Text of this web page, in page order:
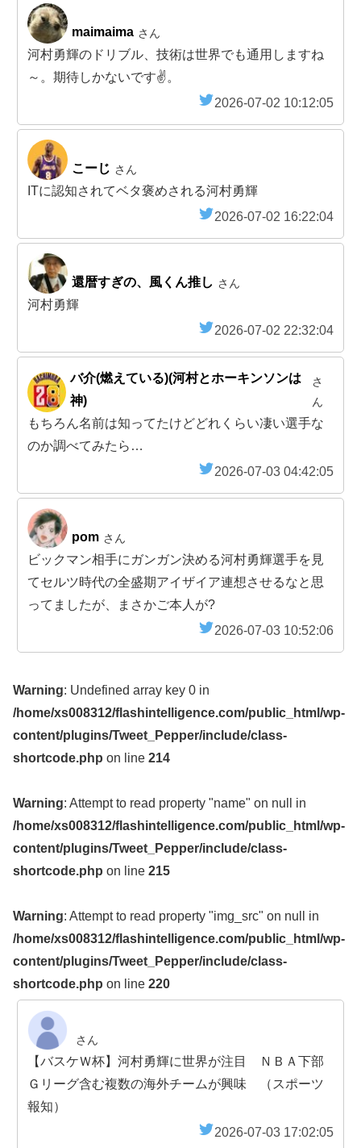
maimaima さん
河村勇輝のドリブル、技術は世界でも通用しますね
～。期待しかないです✌。
2026-07-02 10:12:05
こーじ さん
ITに認知されてベタ褒めされる河村勇輝
2026-07-02 16:22:04
還暦すぎの、風くん推し さん
河村勇輝
2026-07-02 22:32:04
バ介(燃えている)(河村とホーキンソンは
神)
さ
ん
もちろん名前は知ってたけどどれくらい凄い選手な
のか調べてみたら…
2026-07-03 04:42:05
pom さん
ビックマン相手にガンガン決める河村勇輝選手を見
てセルツ時代の全盛期アイザイア連想させるなと思
ってましたが、まさかご本人が?
2026-07-03 10:52:06
Warning: Undefined array key 0 in
/home/xs008312/flashintelligence.com/public_html/wp-
content/plugins/Tweet_Pepper/include/class-
shortcode.php on line 214
Warning: Attempt to read property "name" on null in
/home/xs008312/flashintelligence.com/public_html/wp-
content/plugins/Tweet_Pepper/include/class-
shortcode.php on line 215
Warning: Attempt to read property "img_src" on null in
/home/xs008312/flashintelligence.com/public_html/wp-
content/plugins/Tweet_Pepper/include/class-
shortcode.php on line 220
さん
【バスケＷ杯】河村勇輝に世界が注目 ＮＢＡ下部
Ｇリーグ含む複数の海外チームが興味 （スポーツ
報知）
2026-07-03 17:02:05